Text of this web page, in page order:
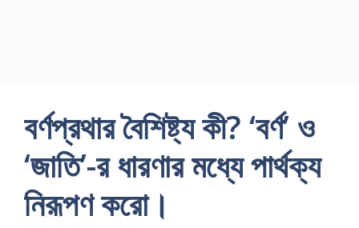
বর্ণপ্রথার বৈশিষ্ট্য কী? ‘বর্ণ’ ও
‘জাতি’-র ধারণার মধ্যে পার্থক্য
নিরূপণ করাে।